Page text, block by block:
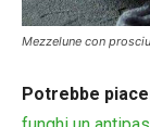
Mezzelune con
Potrebbe